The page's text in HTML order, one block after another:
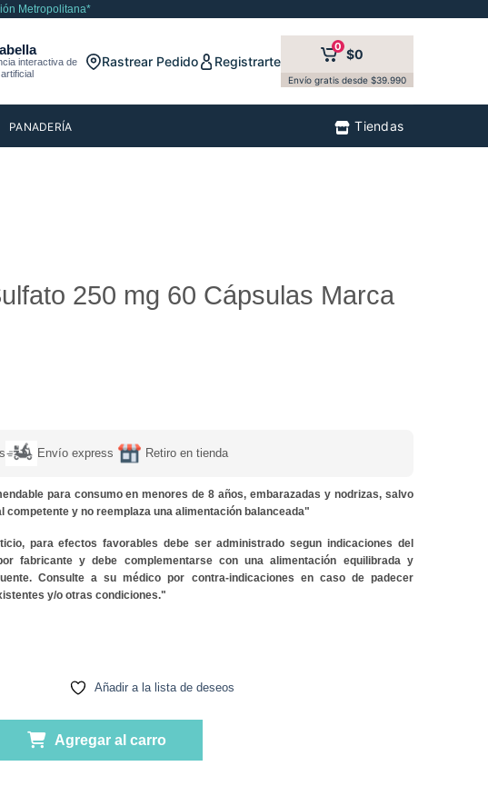
Metropolitana*
Rastrear Pedido Registrarte
0 $0
Envío gratis desde $39.990
PANADERÍA Tiendas
250 mg 60 Cápsulas Marca
Envío express Retiro en tienda
para consumo en menores de 8 años, embarazadas y nodrizas, salvo
competente y no reemplaza una alimentación balanceada"
para efectos favorables debe ser administrado segun indicaciones del
fabricante y debe complementarse con una alimentación equilibrada y
Consulte a su médico por contra-indicaciones en caso de padecer
y/o otras condiciones."
Añadir a la lista de deseos
mg 60 Cápsulas Marca FNL cantidad
Agregar al carro